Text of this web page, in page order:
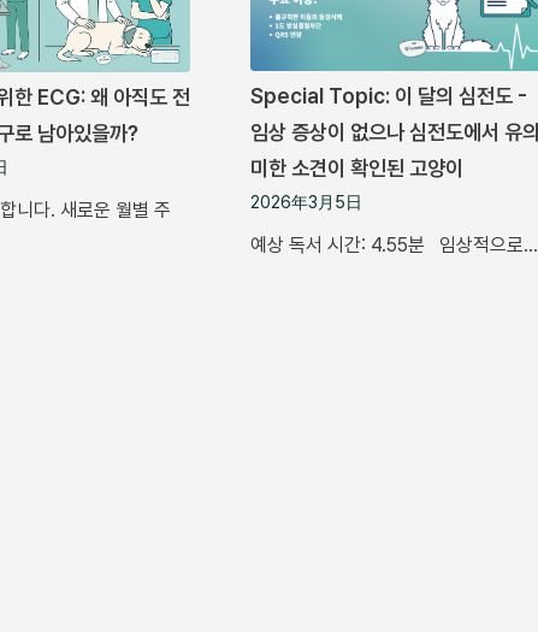
한 ECG: 왜 아직도 전
로 남아있을까?
니다. 새로운 월별 주
Special Topic: 이 달의 심전도 -
임상 증상이 없으나 심전도에서 유의
미한 소견이 확인된 고양이
2026年3月5日
예상 독서 시간: 4.55분 임상적으로…